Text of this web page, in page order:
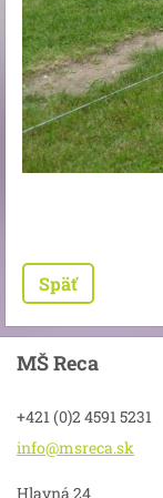
Späť
MŠ Reca
+421 (0)2 4591 5231
info@msreca.sk
Hlavná 24